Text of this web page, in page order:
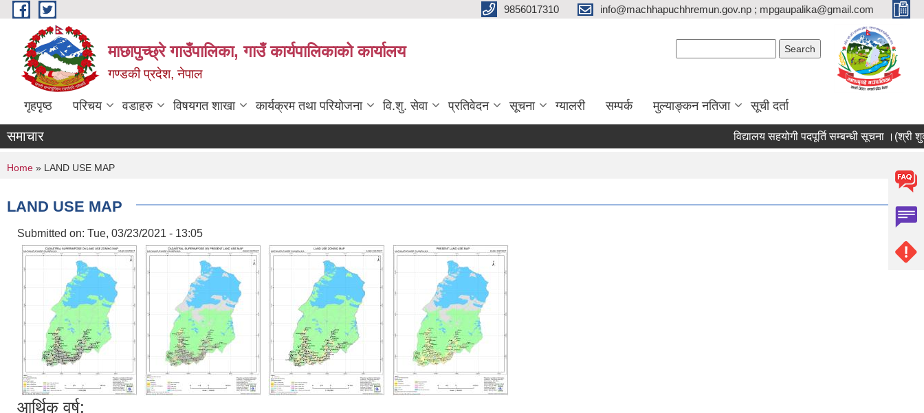
Skip to main content 9856017310 info@machhapuchhremun.gov.np ; mpgaupalika@gmail.com
माछापुच्छ्रे गाउँपालिका, गाउँ कार्यपालिकाको कार्यालय
गण्डकी प्रदेश, नेपाल
गृहपृष्ठ परिचय वडाहरु विषयगत शाखा कार्यक्रम तथा परियोजना वि.शु. सेवा प्रतिवेदन सूचना ग्यालरी सम्पर्क मुल्याङ्कन नतिजा सूची दर्ता
समाचार विद्यालय सहयोगी पदपूर्ति सम्बन्धी सूचना ।(श्री
You are here
Home » LAND USE MAP
LAND USE MAP
Submitted on: Tue, 03/23/2021 - 13:05
आर्थिक वर्ष: